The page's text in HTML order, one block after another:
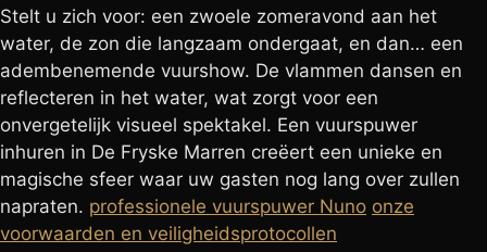
Stelt u zich voor: een zwoele zomeravond aan het
water, de zon die langzaam ondergaat, en dan… een
adembenemende vuurshow. De vlammen dansen en
reflecteren in het water, wat zorgt voor een
onvergetelijk visueel spektakel. Een vuurspuwer
inhuren in De Fryske Marren creëert een unieke en
magische sfeer waar uw gasten nog lang over zullen
napraten. professionele vuurspuwer Nuno onze
voorwaarden en veiligheidsprotocollen